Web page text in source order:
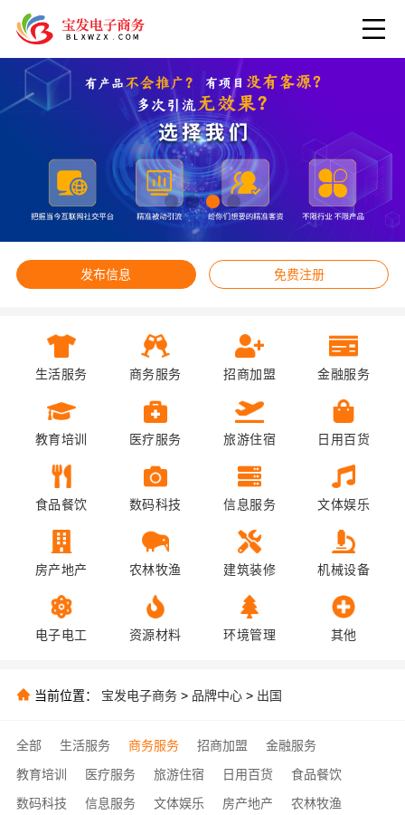
发布信息 免费注册
生活服务 商务服务 招商加盟 金融服务
教育培训 医疗服务 旅游住宿 日用百货
食品餐饮 数码科技 信息服务 文体娱乐
房产地产 农林牧渔 建筑装修 机械设备
电子电工 资源材料 环境管理 其他
当前位置： 宝发电子商务 > 品牌中心 > 出国
全部 生活服务 商务服务 招商加盟
金融服务
教育培训
医疗服务 旅游住宿 日用百货
食品餐饮
数码科技
信息服务 文体娱乐 房产地产
农林牧渔